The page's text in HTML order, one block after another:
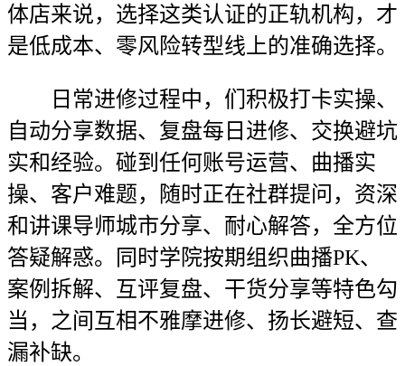
体店来说，选择这类认证的正轨机构，才
是低成本、零风险转型线上的准确选择。
日常进修过程中，们积极打卡实操、
自动分享数据、复盘每日进修、交换避坑
实和经验。碰到任何账号运营、曲播实
操、客户难题，随时正在社群提问，资深
和讲课导师城市分享、耐心解答，全方位
答疑解惑。同时学院按期组织曲播PK、
案例拆解、互评复盘、干货分享等特色勾
当，之间互相不雅摩进修、扬长避短、查
漏补缺。